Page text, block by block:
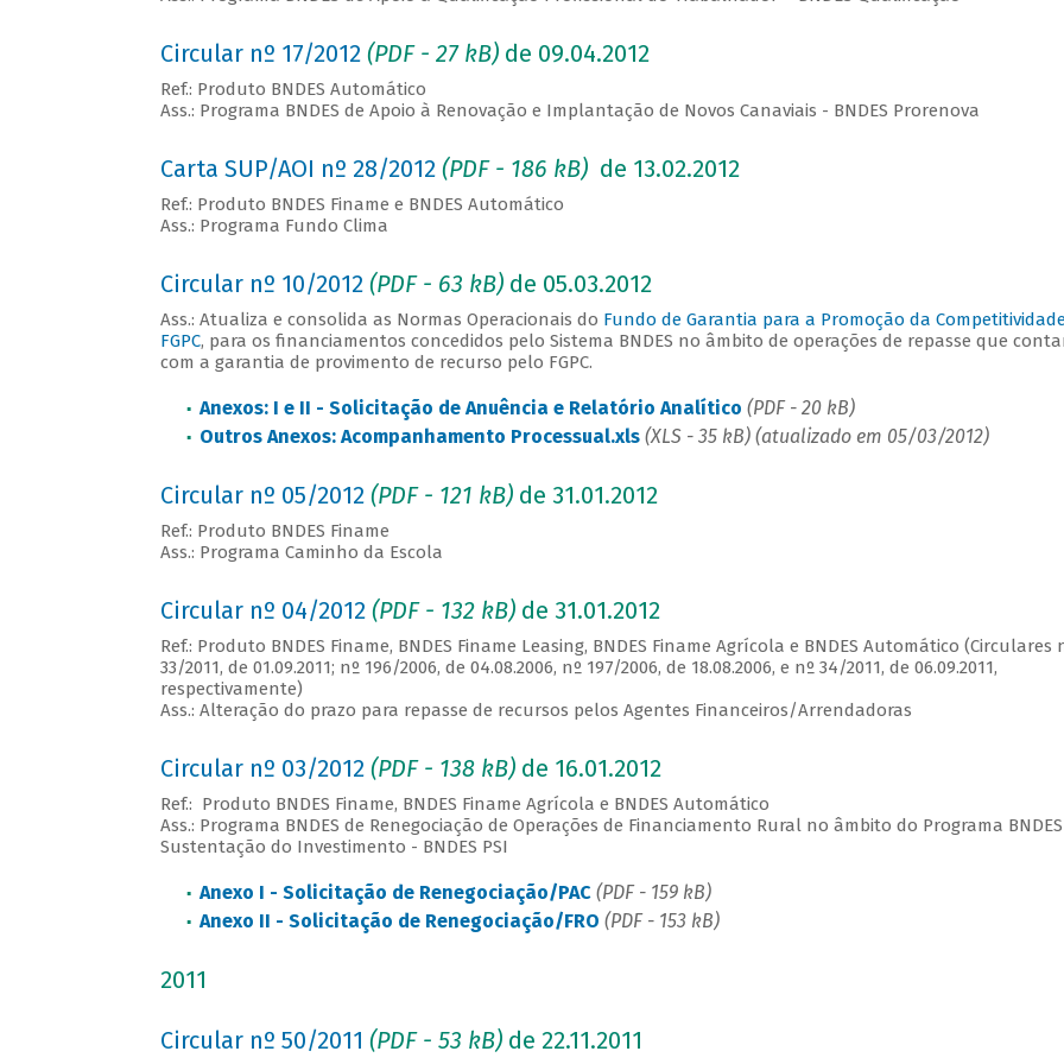
Circular nº 17/2012 (PDF - 27 kB)de 09.04.2012
Ref.: Produto BNDES Automático
Ass.: Programa BNDES de Apoio à Renovação e Implantação de Novos Canaviais - BNDES Prorenova
Carta SUP/AOI nº 28/2012 (PDF - 186 kB) de 13.02.2012
Ref.: Produto BNDES Finame e BNDES Automático
Ass.: Programa Fundo Clima
Circular nº 10/2012 (PDF - 63 kB)de 05.03.2012
Ass.: Atualiza e consolida as Normas Operacionais do Fundo de Garantia para a Promoção da
FGPC, para os financiamentos concedidos pelo Sistema BNDES no âmbito de operações de repasse que
com a garantia de provimento de recurso pelo FGPC.
Anexos: I e II - Solicitação de Anuência e Relatório Analítico (PDF - 20 kB)
Outros Anexos: Acompanhamento Processual.xls (XLS - 35 kB) (atualizado em 05/03/2012)
Circular nº 05/2012 (PDF - 121 kB)de 31.01.2012
Ref.: Produto BNDES Finame
Ass.: Programa Caminho da Escola
Circular nº 04/2012 (PDF - 132 kB)de 31.01.2012
Ref.: Produto BNDES Finame, BNDES Finame Leasing, BNDES Finame Agrícola e BNDES Automático (Circulares
33/2011, de 01.09.2011; nº 196/2006, de 04.08.2006, nº 197/2006, de 18.08.2006, e nº 34/2011, de 06.09.2011,
respectivamente)
Ass.: Alteração do prazo para repasse de recursos pelos Agentes Financeiros/Arrendadoras
Circular nº 03/2012 (PDF - 138 kB)de 16.01.2012
Ref.: Produto BNDES Finame, BNDES Finame Agrícola e BNDES Automático
Ass.: Programa BNDES de Renegociação de Operações de Financiamento Rural no âmbito do Programa
Sustentação do Investimento - BNDES PSI
Anexo I - Solicitação de Renegociação/PAC (PDF - 159 kB)
Anexo II - Solicitação de Renegociação/FRO (PDF - 153 kB)
2011
Circular nº 50/2011 (PDF - 53 kB)de 22.11.2011